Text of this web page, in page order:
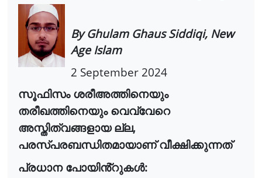
By Ghulam Ghaus Siddiqi, New
Age Islam
2 September 2024
സൂഫിസം ശരീഅത്തിനെയും
തരീഖത്തിനെയും വെവ്വേറെ
അസ്തിത്വങ്ങളായ ല്ല,
പരസ്പരബന്ധിതമായാണ് വീക്ഷിക്കുന്നത്
പ്രധാന പോയിൻ്റുകൾ: